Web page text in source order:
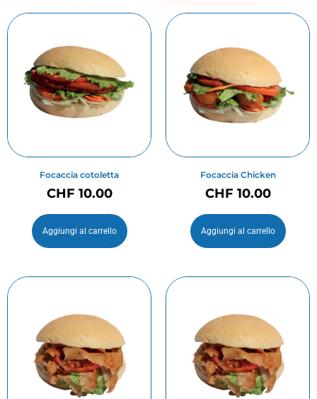
Focaccia cotoletta
CHF 10.00
Aggiungi al carrello
Focaccia Chicken
CHF 10.00
Aggiungi al carrello